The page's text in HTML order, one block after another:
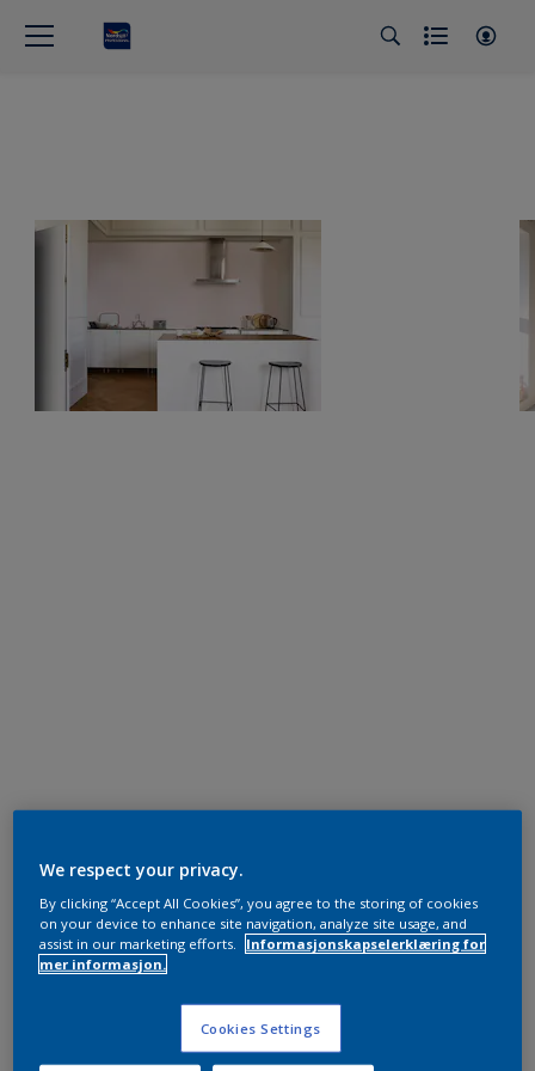
We respect your privacy.
By clicking “Accept All Cookies”, you agree to the storing of cookies
on your device to enhance site navigation, analyze site usage, and
assist in our marketing efforts.
Informasjonskapselerklæring for
mer informasjon.
Cookies Settings